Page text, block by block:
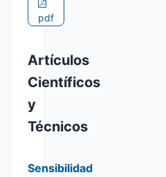
pdf
Artículos
Científicos
y
Técnicos
Sensibilidad